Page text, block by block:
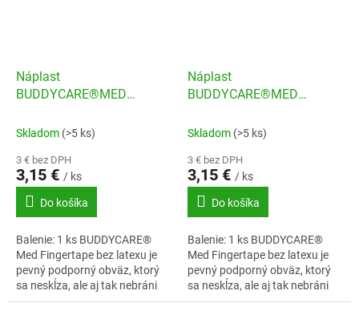
Náplast
BUDDYCARE®MED
neonová
Skladom (>5 ks)
3 € bez DPH
3,15 € / ks
Do košíka
Balenie: 1 ks BUDDYCARE®
Med Fingertape bez latexu je
pevný podporný obväz, ktorý
sa neskĺza, ale aj tak nebráni
prekrveniu.
Náplast
BUDDYCARE®MED
pleťová
Skladom (>5 ks)
3 € bez DPH
3,15 € / ks
Do košíka
Balenie: 1 ks BUDDYCARE®
Med Fingertape bez latexu je
pevný podporný obväz, ktorý
sa neskĺza, ale aj tak nebráni
prekrveniu.